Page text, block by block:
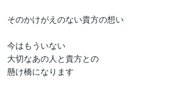
そのかけがえのない貴方の想い
今はもういない
大切なあの人と貴方との
懸け橋になります